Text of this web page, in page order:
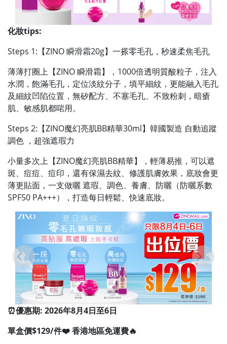
化妝tips:
Steps 1:【ZINO 瞬滑霜20g】一搽零毛孔，秒速柔焦毛孔
薄薄打圈上【ZINO 瞬滑霜】，1000倍透明質酸粒子，注入
水潤，飽滿毛孔 ，定位淡紋分子，填平細紋， 更能融入毛孔
及細紋凹陷位置 ，無矽配方、不塞毛孔、不致粉刺，暗瘡
肌、敏感肌都啱用。
Steps 2:【ZINO魔幻亮肌BB精華30ml】韓國製造 自動追蹤
調色 ，超強遮瑕力
小量多次上【ZINO魔幻亮肌BB精華】，輕薄易推 ，可以遮
斑、痘痘、痘印，還有保濕去紋、修護肌膚效果， 底妝會更
薄更貼面 ，一支做曬 遮瑕、調色、養膚、防曬（防曬系數
SPF50 PA+++），打造每日輕鬆、快速底妝。
⏰優惠期: 2026年8月4日至6日
單盒價$129/件❤️ 香港地區免運費🔥